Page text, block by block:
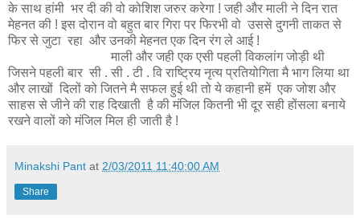
के साथ हांमी भर दी की वो कोशिश जरुर करेगा ! जही और माली ने दिन रात
मेहनत की ! इस दोरान वो बहुत बार गिरा पर फिरभी वो उससे दुगनी ताकत से
फिर से जुटा रहा और उनकी मेहनत एक दिन रंग ले आई !
माली और जही एक एसी पहली विकलांग जोड़ी थी
जिसने पहली बार सी . सी . टी . वि राष्ट्रिय नृत्य प्रतियोगिता मै भाग लिया था
और लाखों दिलों को जितने मै सफल हुई थी तो ये कहानी हमें एक जोश और
साहस से जीने की राह दिखाती है की मंजिल कितनी भी दूर सही होंसला बनाये
रखने वालों को मंजिल मिल ही जाती है !
Minakshi Pant at 2/03/2011 11:40:00 AM
Share